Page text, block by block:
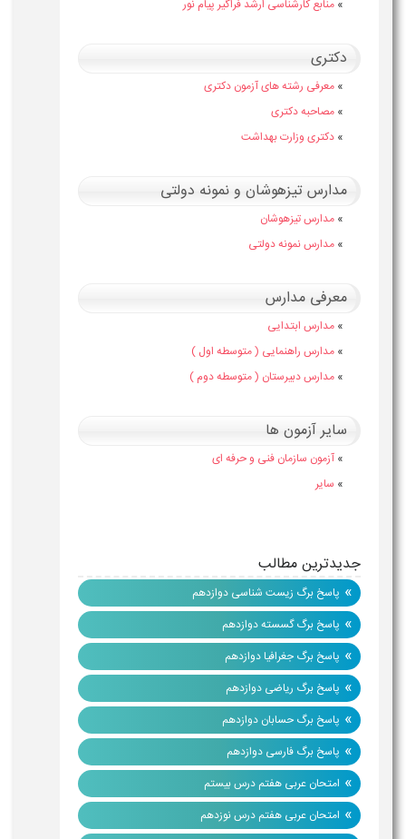
» منابع کارشناسی ارشد فراگیر پیام نور
دکتری
» معرفی رشته های آزمون دکتری
» مصاحبه دکتری
» دکتری وزارت بهداشت
مدارس تیزهوشان و نمونه دولتی
» مدارس تیزهوشان
» مدارس نمونه دولتی
معرفی مدارس
» مدارس ابتدایی
» مدارس راهنمایی ( متوسطه اول )
» مدارس دبیرستان ( متوسطه دوم )
سایر آزمون ها
» آزمون سازمان فنی و حرفه ای
» سایر
جدیدترین مطالب
» پاسخ برگ زیست شناسی دوازدهم
» پاسخ برگ گسسته دوازدهم
» پاسخ برگ جغرافیا دوازدهم
» پاسخ برگ ریاضی دوازدهم
» پاسخ برگ حسابان دوازدهم
» پاسخ برگ فارسی دوازدهم
» امتحان عربی هفتم درس بیستم
» امتحان عربی هفتم درس نوزدهم